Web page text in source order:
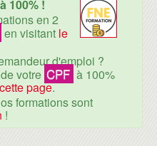
100% !
en 2
en visitant le
d'emploi ?
votre CPF à 100%
cette page.
formations sont
!